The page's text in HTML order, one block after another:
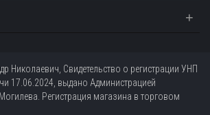
+
Николаевич, Свидетельство о регистрации УНП
17.06.2024, выдано Администрацией
Регистрация магазина в торговом